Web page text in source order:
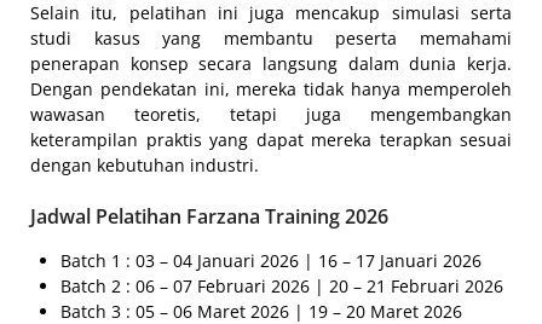
Selain itu, pelatihan ini juga mencakup simulasi serta
studi kasus yang membantu peserta memahami
penerapan konsep secara langsung dalam dunia kerja.
Dengan pendekatan ini, mereka tidak hanya memperoleh
wawasan teoretis, tetapi juga mengembangkan
keterampilan praktis yang dapat mereka terapkan sesuai
dengan kebutuhan industri.
Jadwal Pelatihan Farzana Training 2026
Batch 1 : 03 – 04 Januari 2026 | 16 – 17 Januari 2026
Batch 2 : 06 – 07 Februari 2026 | 20 – 21 Februari 2026
Batch 3 : 05 – 06 Maret 2026 | 19 – 20 Maret 2026